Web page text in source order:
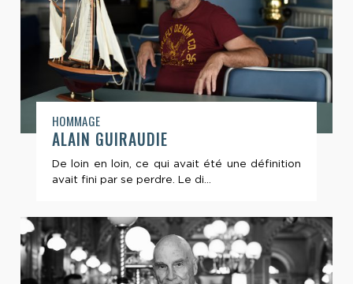
HOMMAGE
ALAIN GUIRAUDIE
De loin en loin, ce qui avait été une définition
avait fini par se perdre. Le di...